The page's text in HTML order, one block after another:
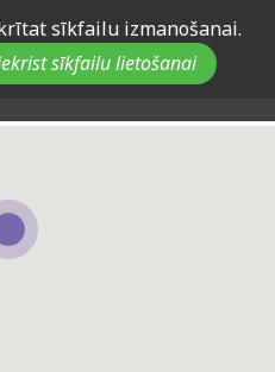
sīkfailu izmanošanai.
sīkfailu lietošanai